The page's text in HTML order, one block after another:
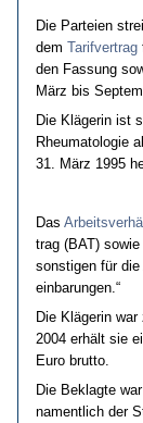
Die Par­tei­en
dem Ta­rif­ver­trag
den Fas­sung
März bis
Die Kläge­rin ist
Rheu­ma­to­lo­gie
31. März 1995
Das
trag (BAT)
sons­ti­gen für
ein­ba­run­gen.“
Die Kläge­rin
2004 erhält sie
Eu­ro brut­to.
Die Be­klag­te
na­ment­lich der